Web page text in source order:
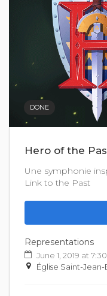
DONE
Hero of the
Une symphonie
Link to the Past
Representations
June 1, 2019 at
Église Saint-Jean-